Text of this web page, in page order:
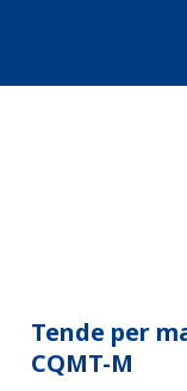
Tende per
CQMT-M